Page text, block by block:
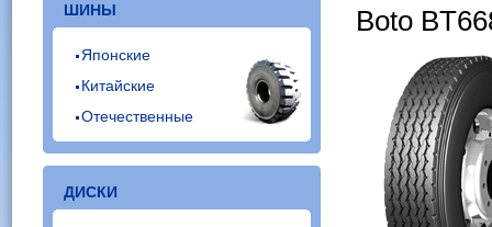
ШИНЫ
Японские
Китайские
Отечественные
ДИСКИ
Boto